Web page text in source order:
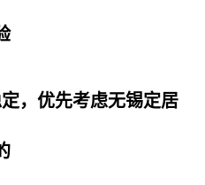
，优先考虑无锡定居